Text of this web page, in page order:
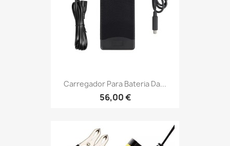
Carregador Para Bateria Da...
56,00 €